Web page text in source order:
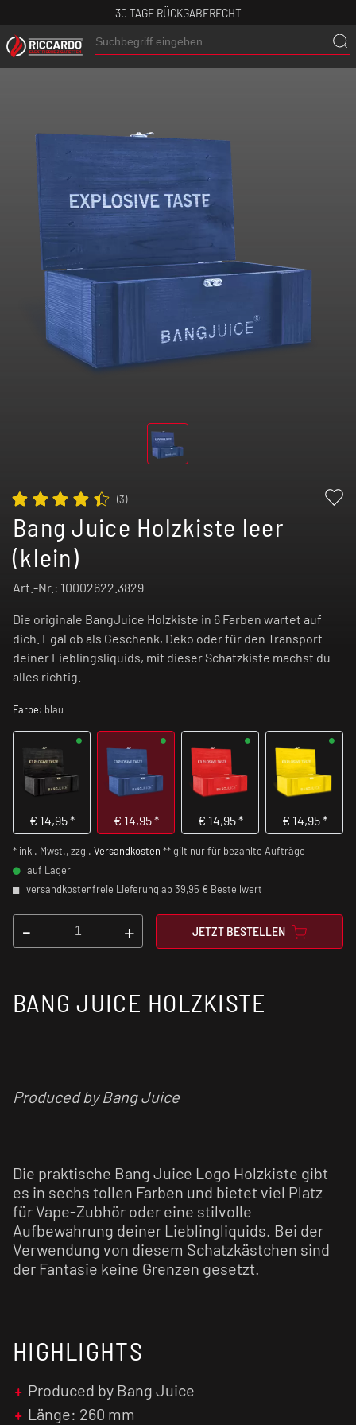
30 TAGE RÜCKGABERECHT
(3)
Bang Juice Holzkiste leer
(klein)
Art.-Nr.: 10002622.3829
Die originale BangJuice Holzkiste in 6 Farben wartet auf
dich. Egal ob als Geschenk, Deko oder für den Transport
deiner Lieblingsliquids, mit dieser Schatzkiste machst du
alles richtig.
Farbe: blau
€ 14,95* € 14,95* € 14,95* € 14,95*
* inkl. Mwst., zzgl. Versandkosten ** gilt nur für bezahlte Aufträge
auf Lager
versandkostenfreie Lieferung ab 39,95 € Bestellwert
- + JETZT BESTELLEN
BANG JUICE HOLZKISTE
Produced by Bang Juice
Die praktische Bang Juice Logo Holzkiste gibt
es in sechs tollen Farben und bietet viel Platz
für Vape-Zubhör oder eine stilvolle
Aufbewahrung deiner Lieblingliquids. Bei der
Verwendung von diesem Schatzkästchen sind
der Fantasie keine Grenzen gesetzt.
HIGHLIGHTS
Produced by Bang Juice
Länge: 260 mm